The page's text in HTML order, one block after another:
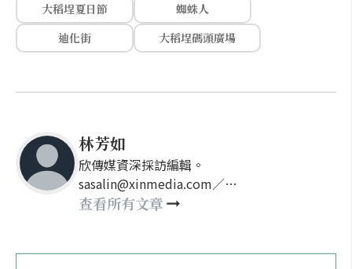
大稻埕夏日節
蜘蛛人
迪化街
大稻埕碼頭廣場
林芳如
欣傳媒資深採訪編輯。
sasalin@xinmedia.com／
happy21917@gmail.com
查看所有文章